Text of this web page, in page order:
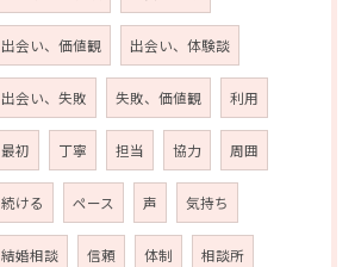
出会い、価値観 出会い、体験談
出会い、失敗 失敗、価値観 利用
最初 丁寧 担当 協力 周囲
続ける ペース 声 気持ち
結婚相談 信頼 体制 相談所